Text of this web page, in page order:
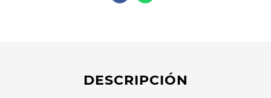
DESCRIPCIÓN